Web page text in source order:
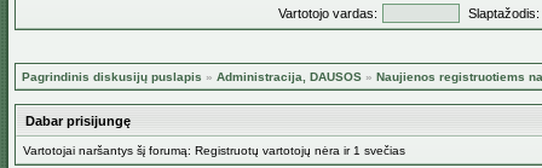
Vartotojo vardas: Slaptažodis:
Pagrindinis diskusijų puslapis » Administracija, DAUSOS » Naujienos registruotiems
Dabar prisijungę
Vartotojai naršantys šį forumą: Registruotų vartotojų nėra ir 1 svečias